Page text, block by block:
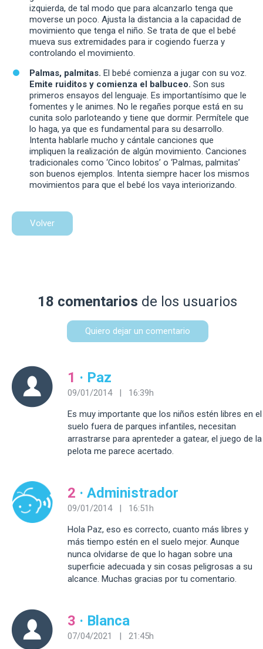
izquierda, de tal modo que para alcanzarlo tenga que
moverse un poco. Ajusta la distancia a la capacidad de
movimiento que tenga el niño. Se trata de que el bebé
mueva sus extremidades para ir cogiendo fuerza y
controlando el movimiento.
Palmas, palmitas. El bebé comienza a jugar con su voz.
Emite ruiditos y comienza el balbuceo. Son sus
primeros ensayos del lenguaje. Es importantísimo que le
fomentes y le animes. No le regañes porque está en su
cunita solo parloteando y tiene que dormir. Permítele que
lo haga, ya que es fundamental para su desarrollo.
Intenta hablarle mucho y cántale canciones que
impliquen la realización de algún movimiento. Canciones
tradicionales como ‘Cinco lobitos’ o ‘Palmas, palmitas’
son buenos ejemplos. Intenta siempre hacer los mismos
movimientos para que el bebé los vaya interiorizando.
Volver
18 comentarios de los usuarios
Quiero dejar un comentario
1 · Paz
09/01/2014 | 16:39h
Es muy importante que los niños estén libres en el
suelo fuera de parques infantiles, necesitan
arrastrarse para aprenteder a gatear, el juego de la
pelota me parece acertado.
2 · Administrador
09/01/2014 | 16:51h
Hola Paz, eso es correcto, cuanto más libres y
más tiempo estén en el suelo mejor. Aunque
nunca olvidarse de que lo hagan sobre una
superficie adecuada y sin cosas peligrosas a su
alcance. Muchas gracias por tu comentario.
3 · Blanca
07/04/2021 | 21:45h